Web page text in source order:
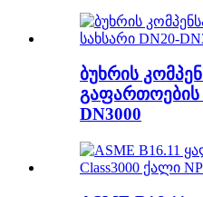
ბუხრის
გაფართოების
DN3000